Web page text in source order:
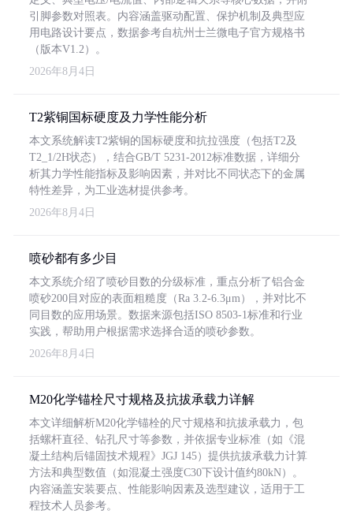
引脚参数对照表。内容涵盖驱动配置、保护机制及典型应
用电路设计要点，数据参考自杭州士兰微电子官方规格书
（版本V1.2）。
2026年8月4日
T2紫铜国标硬度及力学性能分析
本文系统解读T2紫铜的国标硬度和抗拉强度（包括T2及
T2_1/2H状态），结合GB/T 5231-2012标准数据，详细分
析其力学性能指标及影响因素，并对比不同状态下的金属
特性差异，为工业选材提供参考。
2026年8月4日
喷砂都有多少目
本文系统介绍了喷砂目数的分级标准，重点分析了铝合金
喷砂200目对应的表面粗糙度（Ra 3.2-6.3μm），并对比不
同目数的应用场景。数据来源包括ISO 8503-1标准和行业
实践，帮助用户根据需求选择合适的喷砂参数。
2026年8月4日
M20化学锚栓尺寸规格及抗拔承载力详解
本文详细解析M20化学锚栓的尺寸规格和抗拔承载力，包
括螺杆直径、钻孔尺寸等参数，并依据专业标准（如《混
凝土结构后锚固技术规程》JGJ 145）提供抗拔承载力计算
方法和典型数值（如混凝土强度C30下设计值约80kN）。
内容涵盖安装要点、性能影响因素及选型建议，适用于工
程技术人员参考。